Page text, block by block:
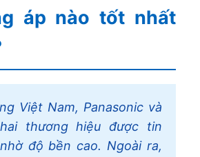
áp nào tốt nhất
Việt Nam, Panasonic và
thương hiệu được tin
độ bền cao. Ngoài ra,